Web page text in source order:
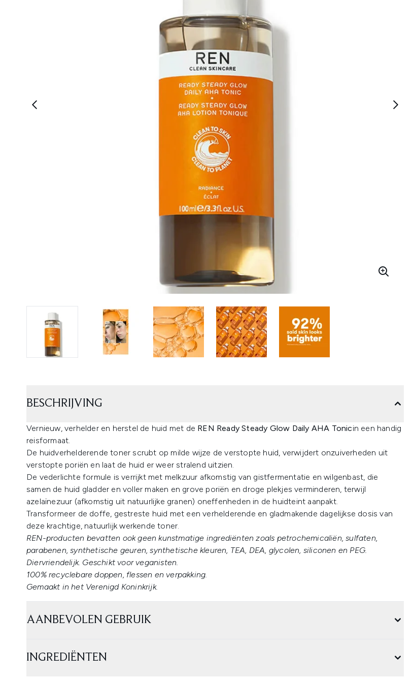
BESCHRIJVING
Vernieuw, verhelder en herstel de huid met de REN Ready Steady Glow Daily AHA Tonicin een handig
reisformaat.
De huidverhelderende toner scrubt op milde wijze de verstopte huid, verwijdert onzuiverheden uit
verstopte poriën en laat de huid er weer stralend uitzien.
De vederlichte formule is verrijkt met melkzuur afkomstig van gistfermentatie en wilgenbast, die
samen de huid gladder en voller maken en grove poriën en droge plekjes verminderen, terwijl
azelaïnezuur (afkomstig uit natuurlijke granen) oneffenheden in de huidteint aanpakt.
Transformeer de doffe, gestreste huid met een verhelderende en gladmakende dagelijkse dosis van
deze krachtige, natuurlijk werkende toner.
REN-producten bevatten ook geen kunstmatige ingrediënten zoals petrochemicaliën, sulfaten,
parabenen, synthetische geuren, synthetische kleuren, TEA, DEA, glycolen, siliconen en PEG.
Diervriendelijk. Geschikt voor veganisten.
100% recyclebare doppen, flessen en verpakking.
Gemaakt in het Verenigd Koninkrijk.
AANBEVOLEN GEBRUIK
INGREDIËNTEN